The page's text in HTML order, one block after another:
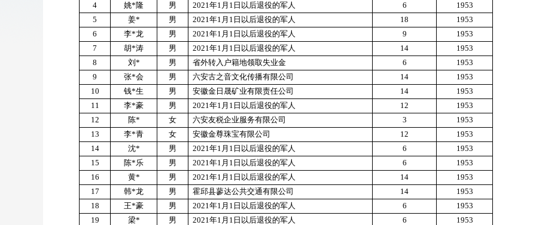
4
姚*隆 男 2021年1 月 1 日以后退役的军人 6
1953
5
姜* 男 2021年1 月 1 日以后退役的军人 18
1953
6
李*龙 男 2021年1 月 1 日以后退役的军人 9
1953
7
胡*涛 男 2021年1 月 1 日以后退役的军人 14
1953
8
刘 * 男 省外转入户籍地领取失业金 6
1953
9
张*会 男 六安古之音文化传播有限公司 14
1953
10
钱*生 男 安徽金日晟矿业有限责任公司 14
1953
11
李*豪 男 2021年1 月 1 日以后退役的军人 12
1953
12
陈* 女 六安友税企业服务有限公司 3
1953
13
李*青 女 安徽金尊珠宝有限公司 12
1953
14
沈* 男 2021年1 月 1 日以后退役的军人 6
1953
15
陈*乐 男 2021年1 月 1 日以后退役的军人 6
1953
16
黄* 男 2021年1 月 1 日以后退役的军人 14
1953
17
韩*龙 男 霍邱县蓼达公共交通有限公司 14
1953
18
王*豪 男 2021年1 月 1 日以后退役的军人 6
1953
19
梁* 男 2021年1 月 1 日以后退役的军人 6
1953